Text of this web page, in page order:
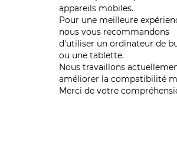
appareils mobiles.
Pour une meilleure
nous vous recommandons
d'utiliser un ordinateur de
ou une tablette.
Nous travaillons
améliorer la compatibilité
Merci de votre